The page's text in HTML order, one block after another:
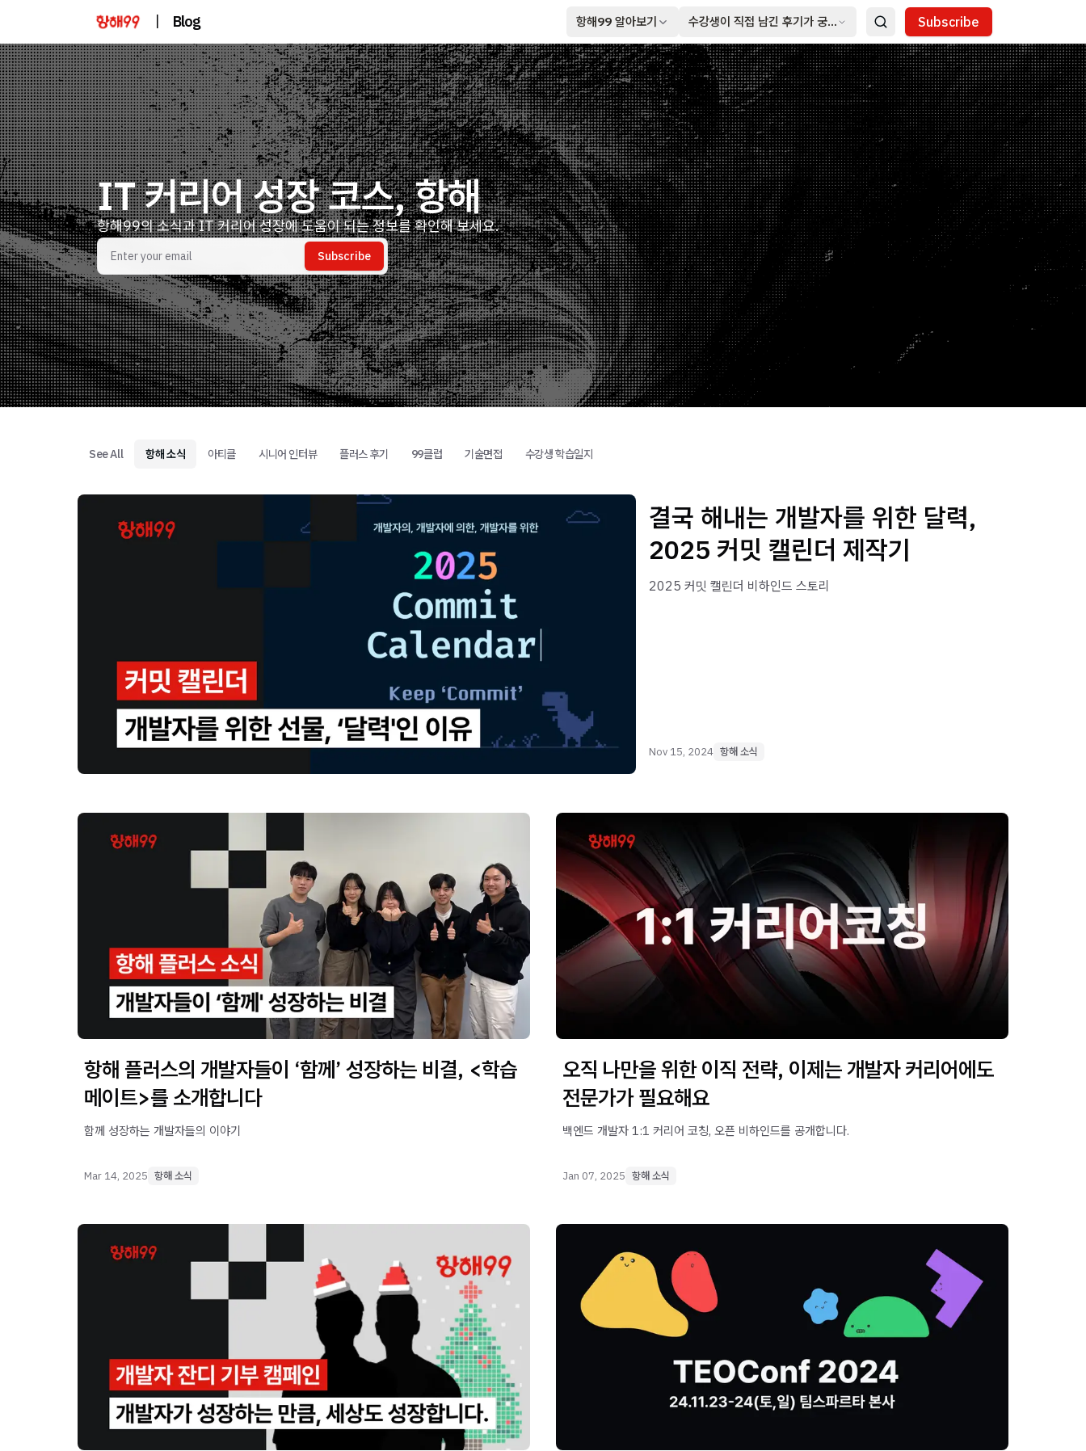
| Blog 항해99 알아보기 수강생이 직접 남긴 후기가 궁금하다면? Subscribe
IT 커리어 성장 코스, 항해
항해99의 소식과 IT 커리어 성장에 도움이 되는 정보를 확인해 보세요.
Subscribe
See All 항해 소식 아티클 시니어 인터뷰 플러스 후기 99클럽 기술면접 수강생 학습일지
결국 해내는 개발자를 위한 달력,
2025 커밋 캘린더 제작기
2025 커밋 캘린더 비하인드 스토리
Nov 15, 2024 항해 소식
항해 플러스의 개발자들이 ‘함께’ 성장하는 비결, <학습
메이트>를 소개합니다
함께 성장하는 개발자들의 이야기
Mar 14, 2025 항해 소식
오직 나만을 위한 이직 전략, 이제는 개발자 커리어에도
전문가가 필요해요
백엔드 개발자 1:1 커리어 코칭, 오픈 비하인드를 공개합니다.
Jan 07, 2025 항해 소식